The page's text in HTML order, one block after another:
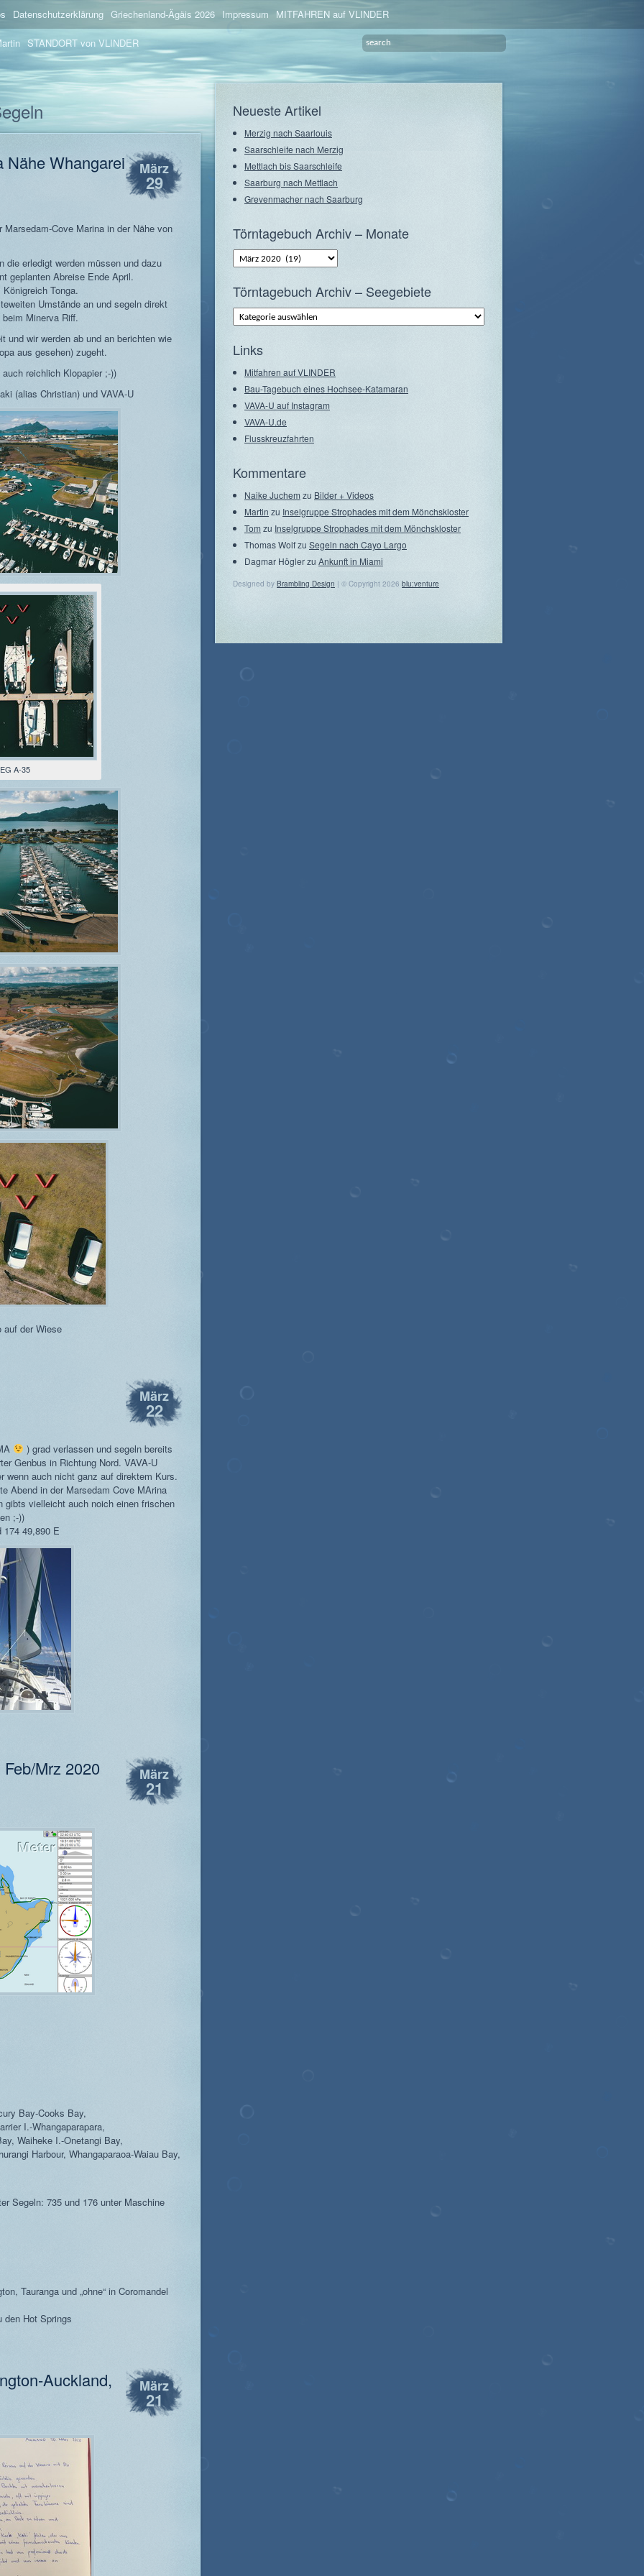
Datenschutzerklärung Griechenland-Ägäis 2026 Impressum MITFAHREN auf VLINDER
STANDORT von VLINDER
Nähe Whangarei März
29
Cove Marina in der Nähe von
die erledigt werden müssen und dazu
geplanten Abreise Ende April.
Tonga.
Umstände an und segeln direkt
Minerva Riff.
und wir werden ab und an berichten wie
aus gesehen) zugeht.
reichlich Klopapier ;-))
(alias Christian) und VAVA-U
A-35
auf der Wiese
März
22
) grad verlassen und segeln bereits
Genbus in Richtung Nord. VAVA-U
wenn auch nicht ganz auf direktem Kurs.
Abend in der Marsedam Cove MArina
gibts vielleicht auch noich einen frischen
;-))
174 49,890 E
Mrz 2020 März
21
Bay-Cooks Bay,
I.-Whangaparapara,
Waiheke I.-Onetangi Bay,
Harbour, Whangaparaoa-Waiau Bay,
Segeln: 735 und 176 unter Maschine
Tauranga und „ohne“ in Coromandel
Hot Springs
Auckland, März
21
Neueste Artikel
Merzig nach Saarlouis
Saarschleife nach Merzig
Mettlach bis Saarschleife
Saarburg nach Mettlach
Grevenmacher nach Saarburg
Törntagebuch Archiv – Monate
Törntagebuch
Archiv
–
Törntagebuch Archiv – Seegebiete
Törntagebuch
Archiv
–
Links
Mitfahren auf VLINDER
Bau-Tagebuch eines Hochsee-Katamaran
VAVA-U auf Instagram
VAVA-U.de
Flusskreuzfahrten
Kommentare
Naike Juchemzu Bilder + Videos
Martin zu Inselgruppe Strophades mit dem Mönchskloster
Tom zu Inselgruppe Strophades mit dem Mönchskloster
Thomas Wolfzu Segeln nach Cayo Largo
Dagmar Höglerzu Ankunft in Miami
Designed by Brambling Design | © Copyright 2026 blu:venture